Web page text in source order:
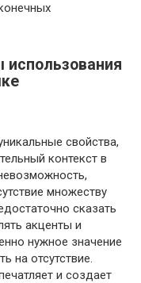
использования
свойства,
контекст в
множеству
сказать
акценты и
нужное значение
на отсутствие.
и создает